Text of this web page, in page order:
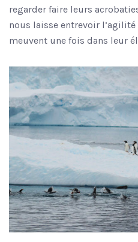
regarder faire leurs
nous laisse entrevoir
meuvent une fois dans leur